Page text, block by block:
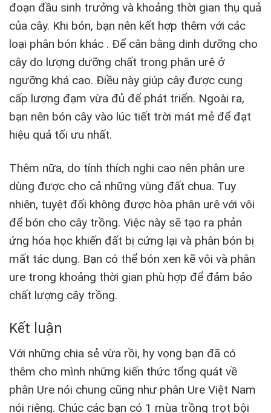
đoạn đầu sinh trưởng và khoảng thời gian thụ quả
của cây. Khi bón, bạn nên kết hợp thêm với các
loại phân bón khác . Để cân bằng dinh dưỡng cho
cây do lượng dưỡng chất trong phân urê ở
ngưỡng khá cao. Điều này giúp cây được cung
cấp lượng đạm vừa đủ để phát triển. Ngoài ra,
bạn nên bón cây vào lúc tiết trời mát mẻ để đạt
hiệu quả tối ưu nhất.
Thêm nữa, do tính thích nghi cao nên phân ure
dùng được cho cả những vùng đất chua. Tuy
nhiên, tuyệt đối không được hòa phân urê với vôi
để bón cho cây trồng. Việc này sẽ tạo ra phản
ứng hóa học khiến đất bị cứng lại và phân bón bị
mất tác dụng. Bạn có thể bón xen kẽ vôi và phân
ure trong khoảng thời gian phù hợp để đảm bảo
chất lượng cây trồng.
Kết luận
Với những chia sẻ vừa rồi, hy vọng bạn đã có
thêm cho mình những kiến thức tổng quát về
phân Ure nói chung cũng như phân Ure Việt Nam
nói riêng. Chúc các bạn có 1 mùa trồng trọt bội